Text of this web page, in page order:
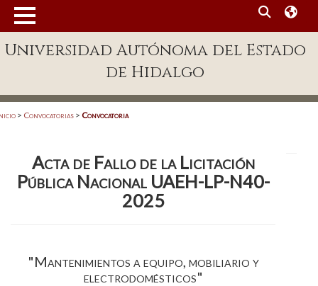
Enlaces
Patronato
Universidad Autónoma del Estado
de Hidalgo
> Convocatorias > Convocatoria
Acta de Fallo de la Licitación
Pública Nacional UAEH-LP-N40-
2025
"Mantenimientos a equipo, mobiliario y
electrodomésticos"